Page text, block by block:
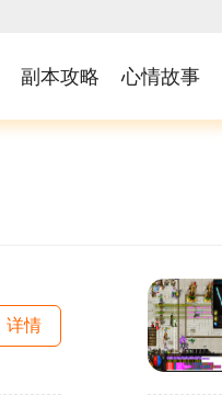
副本攻略 心情故事
详情